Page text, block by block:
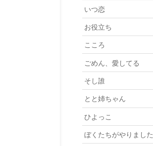
いつ恋
お役立ち
こころ
ごめん、愛してる
そし誰
とと姉ちゃん
ひよっこ
ぼくたちがやりました